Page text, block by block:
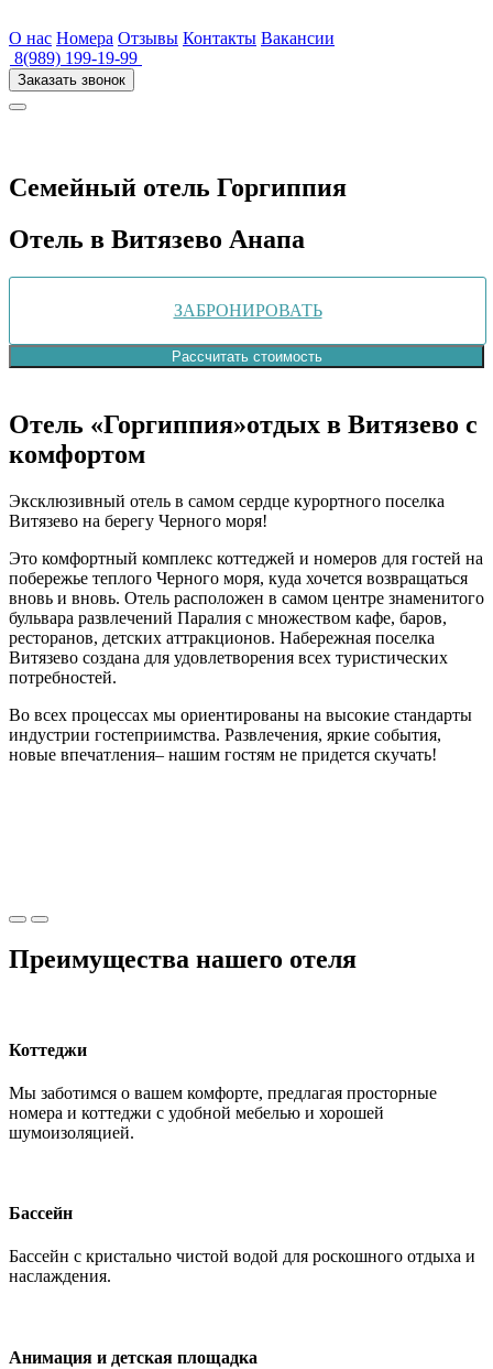
О нас Номера Отзывы Контакты Вакансии
8(989) 199-19-99
Заказать звонок
Семейный отель Горгиппия
Отель в Витязево Анапа
ЗАБРОНИРОВАТЬ
Рассчитать стоимость
Отель «Горгиппия»отдых в Витязево с
комфортом
Эксклюзивный отель в самом сердце курортного поселка
Витязево на берегу Черного моря!
Это комфортный комплекс коттеджей и номеров для гостей на
побережье теплого Черного моря, куда хочется возвращаться
вновь и вновь. Отель расположен в самом центре знаменитого
бульвара развлечений Паралия с множеством кафе, баров,
ресторанов, детских аттракционов. Набережная поселка
Витязево создана для удовлетворения всех туристических
потребностей.
Во всех процессах мы ориентированы на высокие стандарты
индустрии гостеприимства. Развлечения, яркие события,
новые впечатления– нашим гостям не придется скучать!
Преимущества нашего отеля
Коттеджи
Мы заботимся о вашем комфорте, предлагая просторные
номера и коттеджи с удобной мебелью и хорошей
шумоизоляцией.
Бассейн
Бассейн с кристально чистой водой для роскошного отдыха и
наслаждения.
Анимация и детская площадка